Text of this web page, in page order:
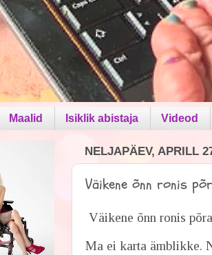
Maalid Isiklik abistaja Videod
NELJAPÄEV, APRILL
Väikene õnn ronis
Väikene õnn ronis
Ma ei karta ämblikke.